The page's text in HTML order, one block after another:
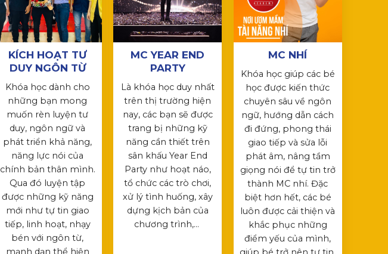
KÍCH HOẠT TƯ
DUY NGÔN TỪ
Khóa học dành cho
những bạn mong
muốn rèn luyện tư
duy, ngôn ngữ và
phát triển khả năng,
năng lực nói của
chính bản thân mình.
Qua đó luyện tập
được những kỹ năng
mới như tự tin giao
tiếp, linh hoạt, nhạy
bén với ngôn từ,
mạnh dạn thể hiện
MC YEAR END
PARTY
Là khóa học duy nhất
trên thị trường hiện
nay, các bạn sẽ được
trang bị những kỹ
năng cần thiết trên
sân khấu Year End
Party như hoạt náo,
tổ chức các trò chơi,
xử lý tình huống, xây
dựng kịch bản của
chương trình,…
MC NHÍ
Khóa học giúp các bé
học được kiến thức
chuyên sâu về ngôn
ngữ, hướng dẫn cách
đi đứng, phong thái
giao tiếp và sửa lỗi
phát âm, nâng tầm
giọng nói để tự tin trở
thành MC nhí. Đặc
biệt hơn hết, các bé
luôn được cải thiện và
khắc phục những
điểm yếu của mình,